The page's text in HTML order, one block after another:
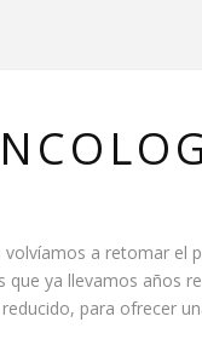
a retomar el
que ya llevamos años
para ofrecer